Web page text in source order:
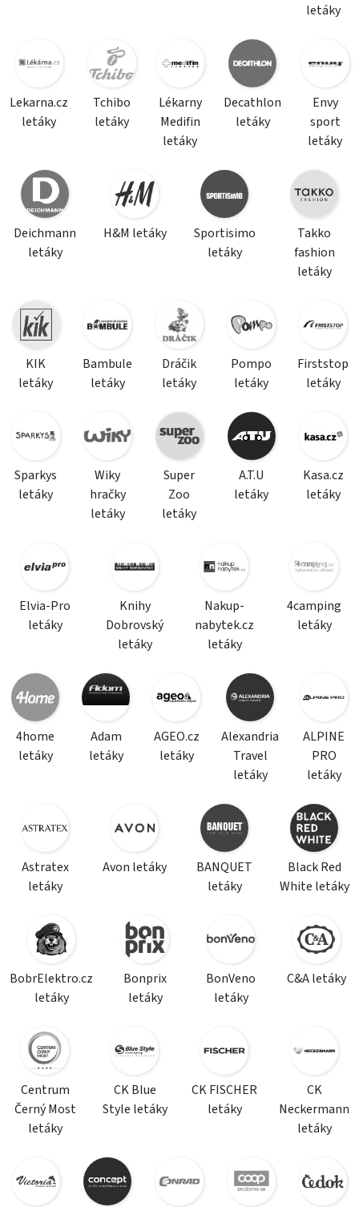
letáky
Lekarna.cz
letáky
Tchibo
letáky
Lékarny
Medifin
letáky
Decathlon
letáky
Envy
sport
letáky
Deichmann
letáky
H&M letáky
Sportisimo
letáky
Takko
fashion
letáky
KIK
letáky
Bambule
letáky
Dráčik
letáky
Pompo
letáky
Firststop
letáky
Sparkys
letáky
Wiky
hračky
letáky
Super
Zoo
letáky
A.T.U
letáky
Kasa.cz
letáky
Elvia-Pro
letáky
Knihy
Dobrovský
letáky
Nakup-
nabytek.cz
letáky
4camping
letáky
4home
letáky
Adam
letáky
AGEO.cz
letáky
Alexandria
Travel
letáky
ALPINE
PRO
letáky
Astratex
letáky
Avon letáky
BANQUET
letáky
Black Red
White letáky
BobrElektro.cz
letáky
Bonprix
letáky
BonVeno
letáky
C&A letáky
Centrum
Černý Most
letáky
CK Blue
Style letáky
CK FISCHER
letáky
CK
Neckermann
letáky